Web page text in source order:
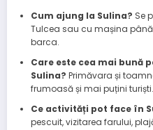
Cum ajung la Sulina? Se
Tulcea sau cu mașina
barca.
Care este cea mai bună
Sulina? Primăvara și
frumoasă și mai puțini turiști.
Ce activități pot face în
pescuit, vizitarea farului,